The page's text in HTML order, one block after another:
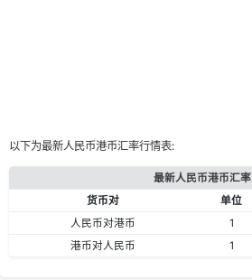
以下为最新人民币港币汇率行情表:
最新人民币港币汇率
货币对
单位
人民币对港币
1
港币对人民币
1